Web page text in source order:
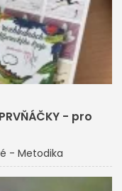
- pro
- Metodika